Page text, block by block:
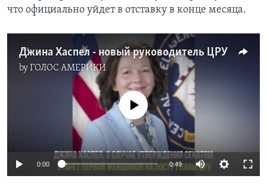
что официально уйдет в отставку в конце месяца.
Джина Хаспел - новый руководитель ЦРУ
byГОЛОС АМЕРИКИ
No media source currently available
0:00 0:49